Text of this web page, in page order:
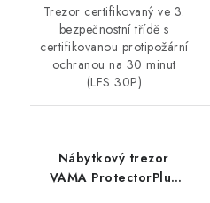
Trezor certifikovaný ve 3.
bezpečnostní třídě s
certifikovanou protipožární
ochranou na 30 minut
(LFS 30P)
Nábytkový trezor
VAMA ProtectorPlus